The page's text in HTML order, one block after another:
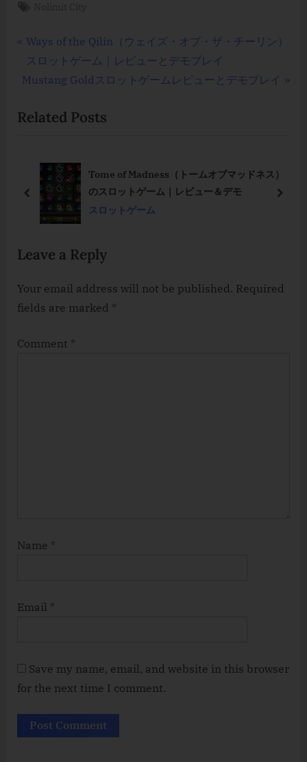
Post
navigation
P
r
e
i
P
t
Ways of the Qilin（ウェイズ・オブ・ザ・チーリン）
スロットゲーム｜レビューとデモプレイ
N
x
s
Mustang Goldスロットゲームレビューとデモプレイ
Related Posts
Tome of Madness（トームオブマッドネス）
のスロットゲーム｜レビュー＆デモ
スロットゲーム
prev next
Leave a Reply
Your email address will not be published. Required
fields are marked *
Comment *
Name *
Email *
Save my name, email, and website in this browser
for the next time I comment.